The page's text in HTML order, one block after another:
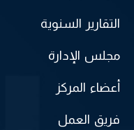
التقارير السنوية
مجلس الإدارة
أعضاء المركز
فريق العمل